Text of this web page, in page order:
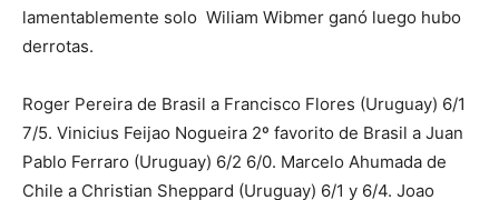
lamentablemente solo Wiliam Wibmer ganó luego hubo
derrotas.
Roger Pereira de Brasil a Francisco Flores (Uruguay) 6/1
7/5. Vinicius Feijao Nogueira 2º favorito de Brasil a Juan
Pablo Ferraro (Uruguay) 6/2 6/0. Marcelo Ahumada de
Chile a Christian Sheppard (Uruguay) 6/1 y 6/4. Joao